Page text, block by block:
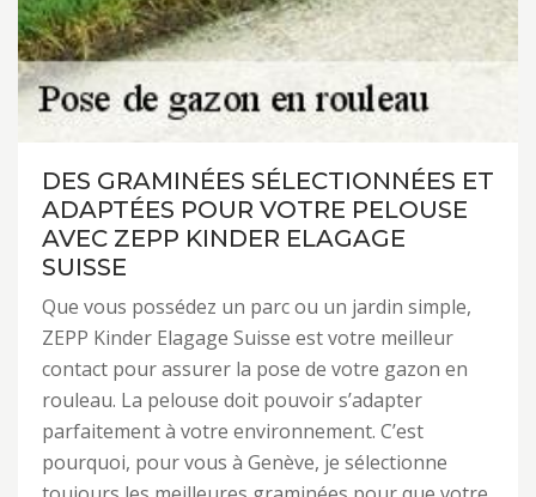
DES GRAMINÉES SÉLECTIONNÉES ET
ADAPTÉES POUR VOTRE PELOUSE
AVEC ZEPP KINDER ELAGAGE
SUISSE
Que vous possédez un parc ou un jardin simple,
ZEPP Kinder Elagage Suisse est votre meilleur
contact pour assurer la pose de votre gazon en
rouleau. La pelouse doit pouvoir s’adapter
parfaitement à votre environnement. C’est
pourquoi, pour vous à Genève, je sélectionne